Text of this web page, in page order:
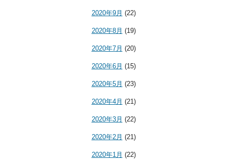
2020年9月 (22)
2020年8月 (19)
2020年7月 (20)
2020年6月 (15)
2020年5月 (23)
2020年4月 (21)
2020年3月 (22)
2020年2月 (21)
2020年1月 (22)